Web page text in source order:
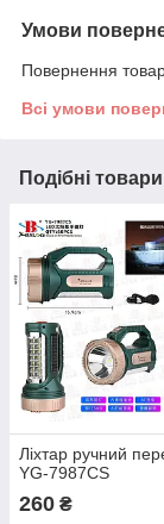
Умови
Повернення
Всі умови
Подібні
Ліхтар ручний
YG-7987CS
260 ₴